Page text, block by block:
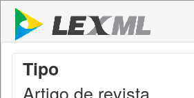
Tipo
Artigo de revista